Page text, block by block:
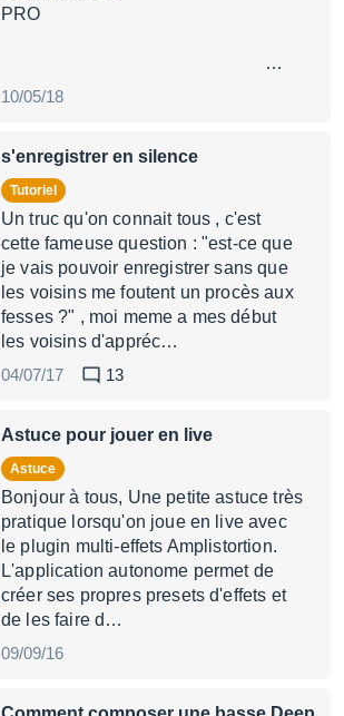
PRO
…
10/05/18
s'enregistrer en silence
Tutoriel
Un truc qu'on connait tous , c'est
cette fameuse question : "est-ce que
je vais pouvoir enregistrer sans que
les voisins me foutent un procès aux
fesses ?" , moi meme a mes début
les voisins d'appréc…
04/07/17
13
Astuce pour jouer en live
Astuce
Bonjour à tous, Une petite astuce très
pratique lorsqu'on joue en live avec
le plugin multi-effets Amplistortion.
L'application autonome permet de
créer ses propres presets d'effets et
de les faire d…
09/09/16